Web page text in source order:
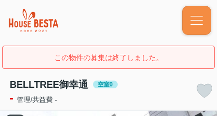
この物件の募集は終了しました。
BELLTREE御幸通 空室0
- 管理/共益費 -